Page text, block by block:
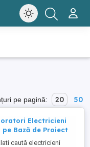
pe pagină: 20 50
Electricieni
pe Bază de Proiect
caută electricieni